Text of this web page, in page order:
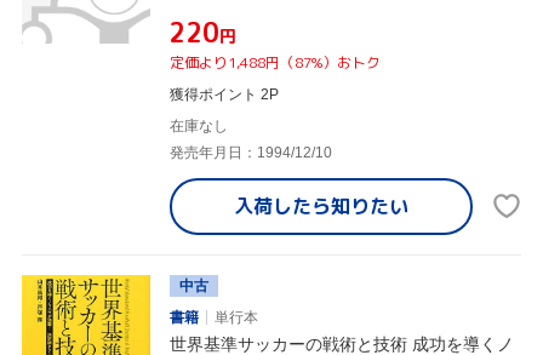
¥220円
定価より1,488円（87%）おトク
獲得ポイント 2P
在庫なし
発売年月日：1994/12/10
入荷したら知りたい
中古
書籍
単行本
世界基準サッカーの戦術と技術 成功を導くノ